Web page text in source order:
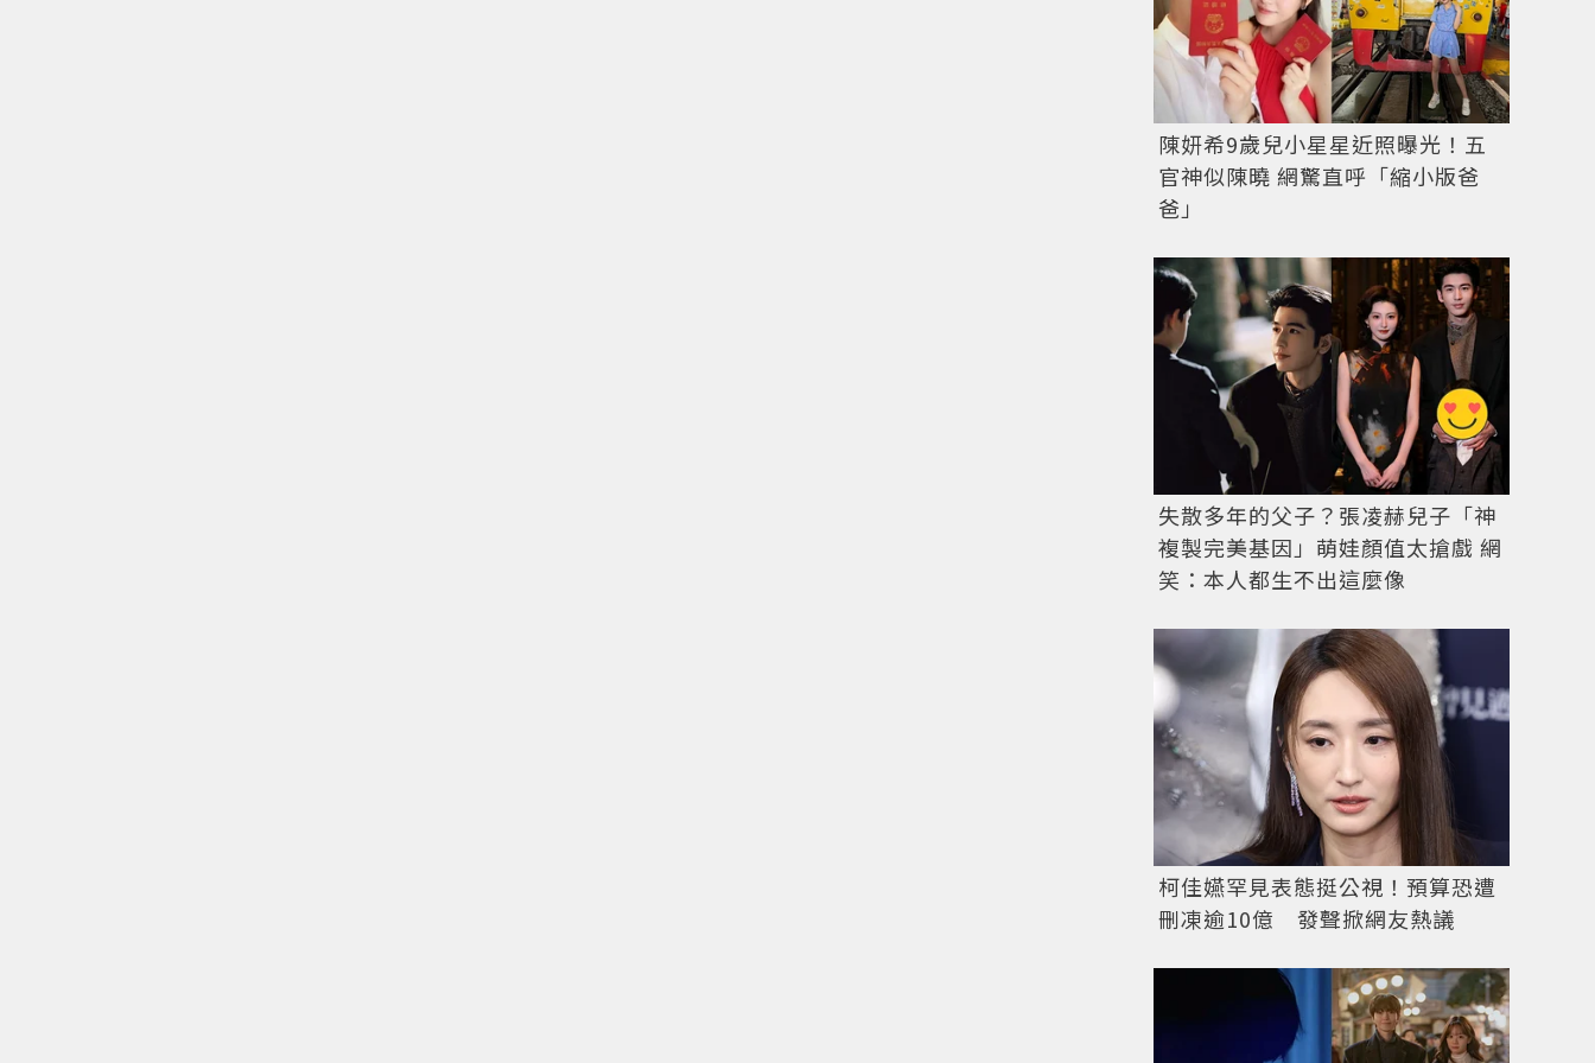
圖／MICHAEL KORS提供
陳妍希9歲兒小星星近照曝光！五
官神似陳曉 網驚直呼「縮小版爸
爸」
失散多年的父子？張凌赫兒子「神
複製完美基因」萌娃顏值太搶戲 網
笑：本人都生不出這麼像
柯佳嬿罕見表態挺公視！預算恐遭
刪凍逾10億 發聲掀網友熱議